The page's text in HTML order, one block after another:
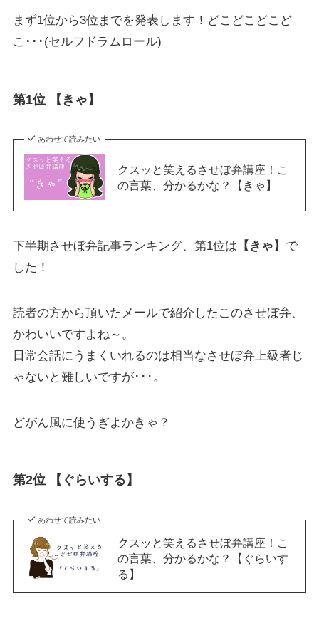
まず1位から3位までを発表します！どこどこどこど
こ･･･(セルフドラムロール)
第1位 【きゃ】
あわせて読みたい
クスッと笑えるさせぼ弁講座！こ
の言葉、分かるかな？【きゃ】
下半期させぼ弁記事ランキング、第1位は 【きゃ】 で
した！
読者の方から頂いたメールで紹介したこのさせぼ弁、
かわいいですよね～。
日常会話にうまくいれるのは相当なさせぼ弁上級者じ
ゃないと難しいですが･･･。
どがん風に使うぎよかきゃ？
第2位 【ぐらいする】
あわせて読みたい
クスッと笑えるさせぼ弁講座！こ
の言葉、分かるかな？【ぐらいす
る】